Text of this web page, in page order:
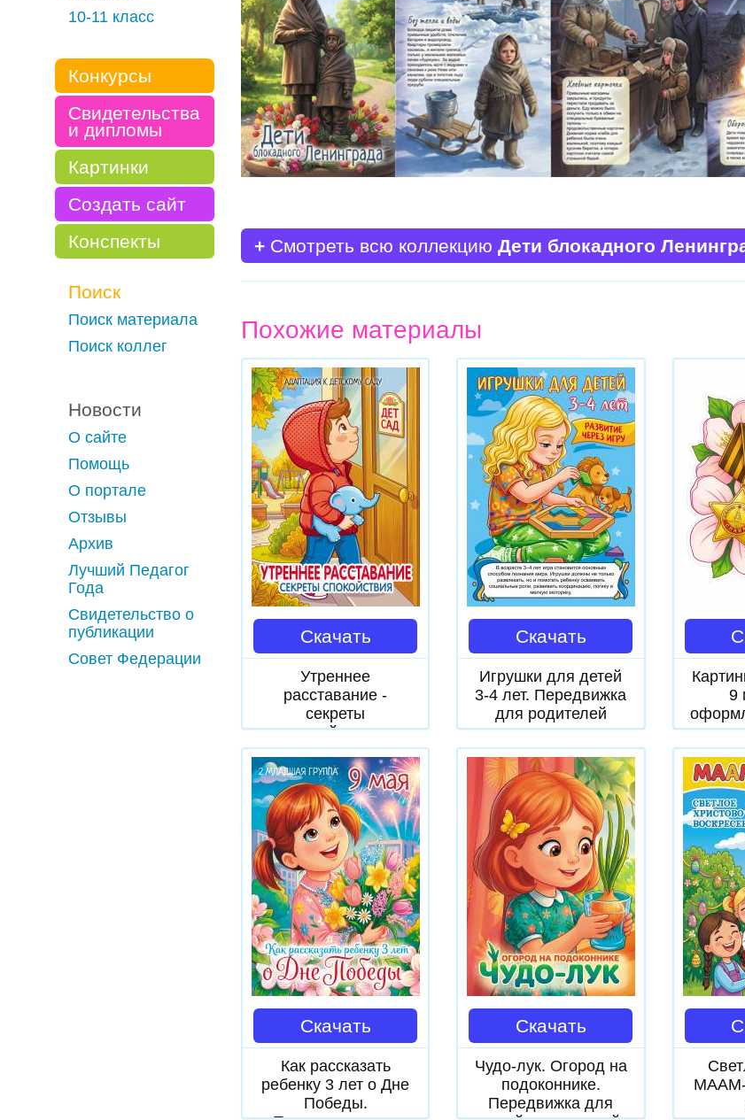
10-11 класс
Конкурсы
Свидетельства
и дипломы
Картинки
Создать сайт
Конспекты
Поиск
Поиск материала
Поиск коллег
Новости
О сайте
Помощь
О портале
Отзывы
Архив
Лучший Педагог
Года
Свидетельство о
публикации
Совет Федерации
+ Смотреть всю коллекцию Дети блокадного
Похожие материалы
Скачать
Утреннее
расставание -
секреты
спокойствия.
Передвижка для
родителей в период
адаптации
Скачать
Игрушки для детей
3-4 лет. Передвижка
для родителей
9
Скачать
Как рассказать
ребенку 3 лет о Дне
Победы.
Скачать
Чудо-лук. Огород на
подоконнике.
Передвижка для